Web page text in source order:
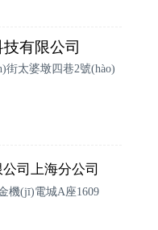
有限公司
街太婆墩四巷2號(hào)
司上海分公司
機(jī)電城A座1609